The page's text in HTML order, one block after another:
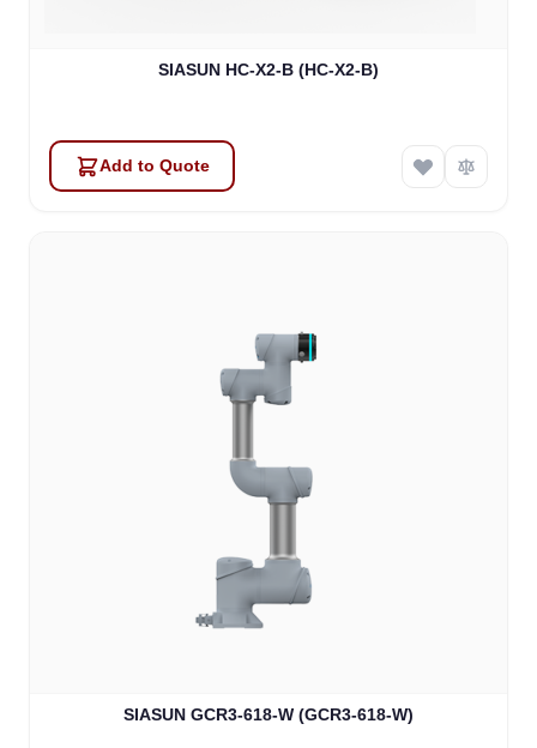
SIASUN HC-X2-B (HC-X2-B)
Add to Quote
SIASUN GCR3-618-W (GCR3-618-W)